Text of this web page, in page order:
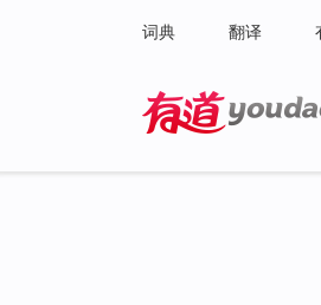
词典 翻译